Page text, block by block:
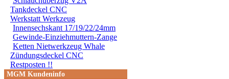
Tankdeckel CNC
Werkstatt Werkzeug
Innensechskant 17/19/22/24mm
Gewinde-Einziehmuttern-Zange
Ketten Nietwerkzeug Whale
Zündungsdeckel CNC
Restposten !!
MGM Kundeninfo